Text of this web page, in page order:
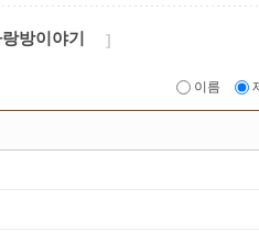
방이야기 ]
이름